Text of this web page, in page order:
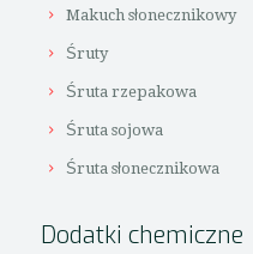
Makuch słonecznikowy
Śruty
Śruta rzepakowa
Śruta sojowa
Śruta słonecznikowa
Dodatki chemiczne